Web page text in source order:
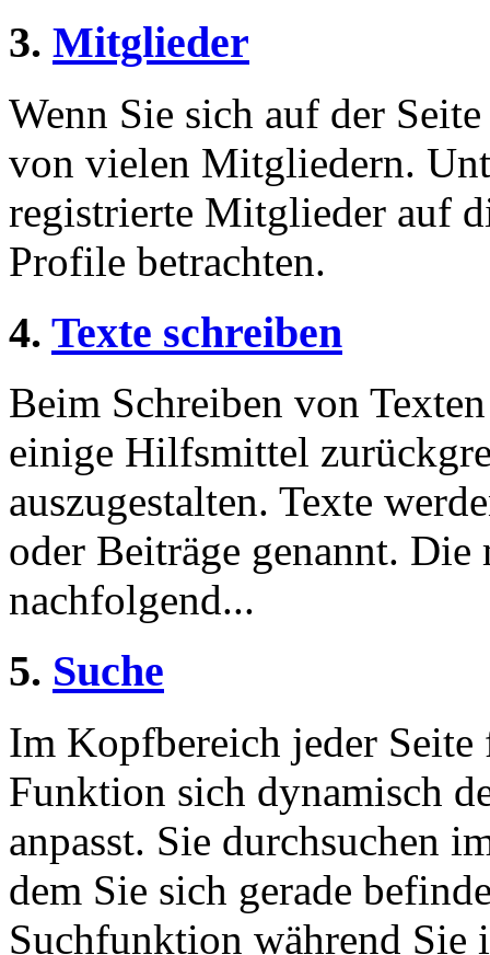
3. Mitglieder
Wenn Sie sich auf der
von vielen Mitgliedern.
registrierte Mitglieder auf
Profile betrachten.
4. Texte schreiben
Beim Schreiben von
einige Hilfsmittel
auszugestalten. Texte
oder Beiträge genannt.
nachfolgend...
5. Suche
Im Kopfbereich jeder Seite
Funktion sich dynamisch
anpasst. Sie durchsuchen
dem Sie sich gerade
Suchfunktion während Sie